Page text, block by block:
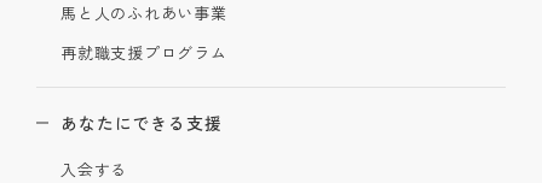
馬と人のふれあい事業
再就職支援プログラム
あなたにできる支援
入会する